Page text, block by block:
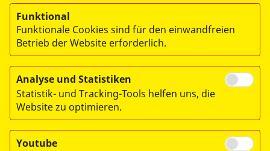
BESONDERE PROJEKTE
© 2026 ASB Dresden & Kamenz
Impressum
Datenschutz
Funktional
Funktionale Cookies sind für den einwandfreien
Betrieb der Website erforderlich.
Analyse und Statistiken
Statistik- und Tracking-Tools helfen uns, die
Website zu optimieren.
Youtube